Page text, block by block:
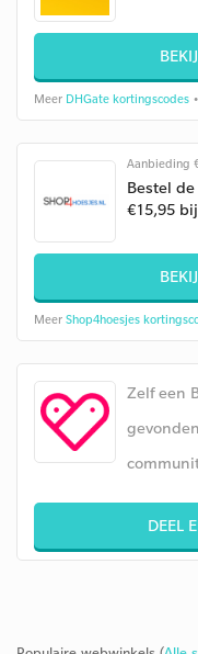
Meer DHGate kortingscodes
Aanbieding
Bestel
€15,95
Meer Shop4hoesjes
Zelf een
DEEL